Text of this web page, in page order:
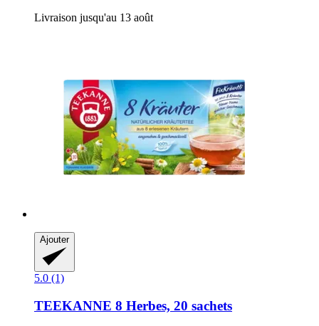
Livraison jusqu'au 13 août
Ajouter
5.0 (1)
TEEKANNE 8 Herbes, 20 sachets